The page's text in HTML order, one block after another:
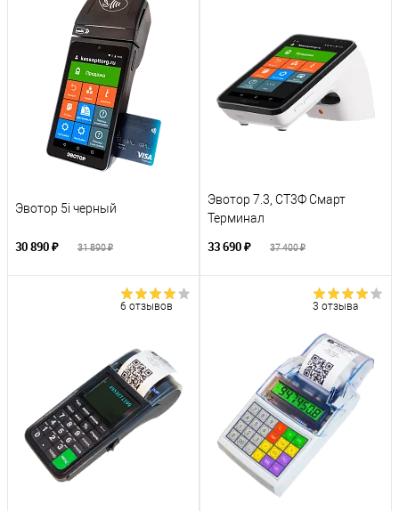
Эвотор 5i черный
30 890 ₽ 31 890 ₽
Эвотор 7.3, СТ3Ф Смарт
Терминал
33 690 ₽ 37 400 ₽
6 отзывов 3 отзыва